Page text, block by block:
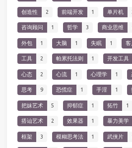
创造性 2 前端开发 1 单片机
咨询顾问 1 哲学 3 商业思维
外包 1 大脑 1 失眠 1 客
工具 2 帕累托法则 1 开发工具
心态 2 心流 1 心理学 1
思考 9 恐慌症 1 手淫 1
把妹艺术 5 抑郁症 1 拓竹 1
搭讪艺术 2 效果器 1 暴力美学
框架 3 模糊思考法 1 武侠片